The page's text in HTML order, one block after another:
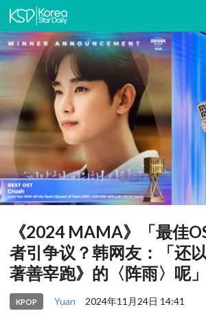
《2024 MAMA》「最佳
者引争议？韩网友：「还
著善宰跑》的〈阵雨〉呢」
KPOP Yuan 2024年11月24日 14:41